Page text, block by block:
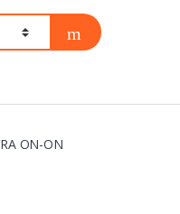
ON-ON